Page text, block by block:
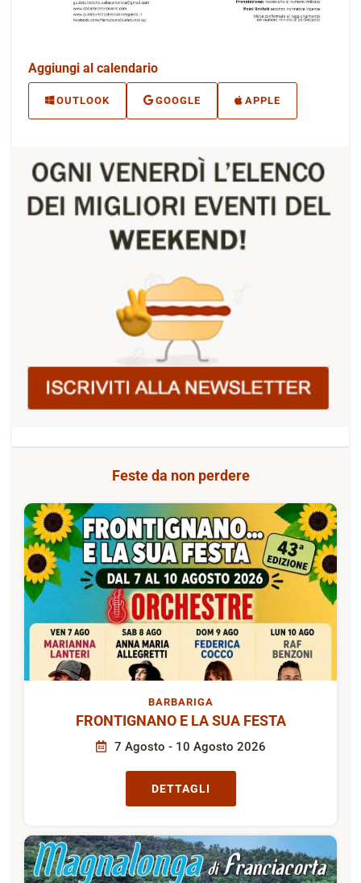
Aggiungi al calendario
OUTLOOK GOOGLE APPLE
Feste da non perdere
BARBARIGA
FRONTIGNANO E LA SUA FESTA
7 Agosto - 10 Agosto 2026
DETTAGLI